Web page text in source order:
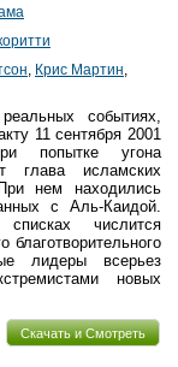
, Крис Мартин,
событиях,
11 сентября 2001
попытке угона
глава исламских
нем находились
с Аль-Каидой.
числится
благотворительного
лидеры всерьез
новых
Скачать и Смотреть